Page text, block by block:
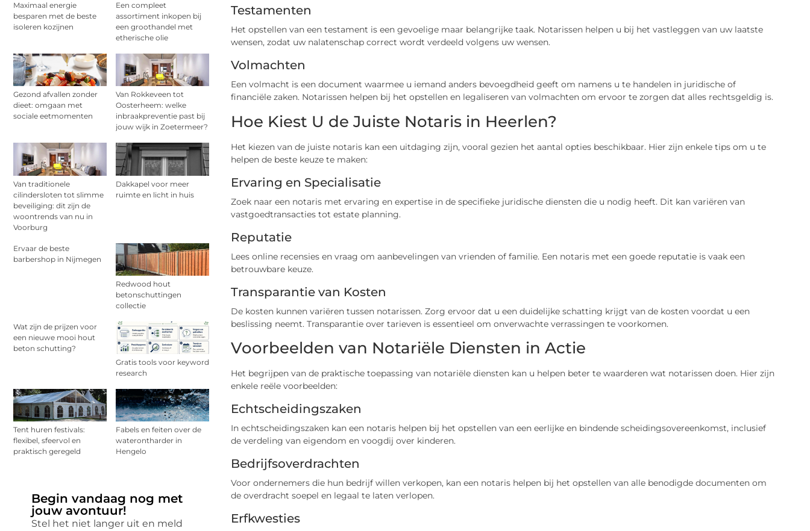
Maximaal energie
besparen met de beste
isoleren kozijnen
Een compleet
assortiment inkopen bij
een groothandel met
etherische olie
Gezond afvallen zonder
dieet: omgaan met
sociale eetmomenten
Van Rokkeveen tot
Oosterheem: welke
inbraakpreventie past bij
jouw wijk in Zoetermeer?
Van traditionele
cilindersloten tot slimme
beveiliging: dit zijn de
woontrends van nu in
Voorburg
Dakkapel voor meer
ruimte en licht in huis
Ervaar de beste
barbershop in Nijmegen
Redwood hout
betonschuttingen
collectie
Wat zijn de prijzen voor
een nieuwe mooi hout
beton schutting?
Gratis tools voor keyword
research
Tent huren festivals:
flexibel, sfeervol en
praktisch geregeld
Fabels en feiten over de
waterontharder in
Hengelo
Begin vandaag nog met
jouw avontuur!
Stel het niet langer uit en meld
Testamenten
Het opstellen van een testament is een gevoelige maar belangrijke taak. Notarissen helpen u bij het vastleggen van uw laatste
wensen, zodat uw nalatenschap correct wordt verdeeld volgens uw wensen.
Volmachten
Een volmacht is een document waarmee u iemand anders bevoegdheid geeft om namens u te handelen in juridische of
financiële zaken. Notarissen helpen bij het opstellen en legaliseren van volmachten om ervoor te zorgen dat alles rechtsgeldig is.
Hoe Kiest U de Juiste Notaris in Heerlen?
Het kiezen van de juiste notaris kan een uitdaging zijn, vooral gezien het aantal opties beschikbaar. Hier zijn enkele tips om u te
helpen de beste keuze te maken:
Ervaring en Specialisatie
Zoek naar een notaris met ervaring en expertise in de specifieke juridische diensten die u nodig heeft. Dit kan variëren van
vastgoedtransacties tot estate planning.
Reputatie
Lees online recensies en vraag om aanbevelingen van vrienden of familie. Een notaris met een goede reputatie is vaak een
betrouwbare keuze.
Transparantie van Kosten
De kosten kunnen variëren tussen notarissen. Zorg ervoor dat u een duidelijke schatting krijgt van de kosten voordat u een
beslissing neemt. Transparantie over tarieven is essentieel om onverwachte verrassingen te voorkomen.
Voorbeelden van Notariële Diensten in Actie
Het begrijpen van de praktische toepassing van notariële diensten kan u helpen beter te waarderen wat notarissen doen. Hier zijn
enkele reële voorbeelden:
Echtscheidingszaken
In echtscheidingszaken kan een notaris helpen bij het opstellen van een eerlijke en bindende scheidingsovereenkomst, inclusief
de verdeling van eigendom en voogdij over kinderen.
Bedrijfsoverdrachten
Voor ondernemers die hun bedrijf willen verkopen, kan een notaris helpen bij het opstellen van alle benodigde documenten om
de overdracht soepel en legaal te laten verlopen.
Erfkwesties